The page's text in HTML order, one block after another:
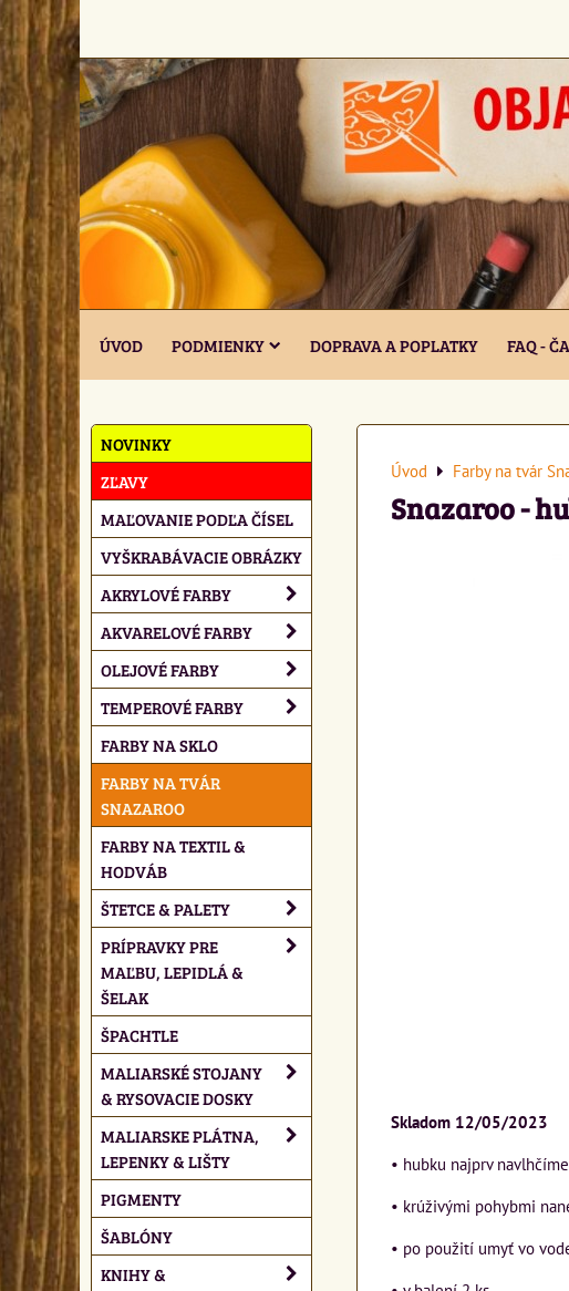
ÚVOD PODMIENKY DOPRAVA A POPLATKY FAQ -
Úvod Farby na tvár
Snazaroo -
Skladom 12/05/2023
• hubku najprv
• krúživými pohybmi
• po použití umyť vo
NOVINKY
ZĽAVY
MAĽOVANIE PODĽA ČÍSEL
VYŠKRABÁVACIE OBRÁZKY
AKRYLOVÉ FARBY
AKVARELOVÉ FARBY
OLEJOVÉ FARBY
TEMPEROVÉ FARBY
FARBY NA SKLO
FARBY NA TVÁR
SNAZAROO
FARBY NA TEXTIL &
HODVÁB
ŠTETCE & PALETY
PRÍPRAVKY PRE
MAĽBU, LEPIDLÁ &
ŠELAK
ŠPACHTLE
MALIARSKÉ STOJANY
& RYSOVACIE DOSKY
MALIARSKE PLÁTNA,
LEPENKY & LIŠTY
PIGMENTY
ŠABLÓNY
KNIHY &